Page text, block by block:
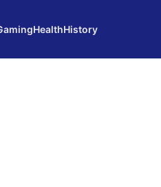
HealthHistory